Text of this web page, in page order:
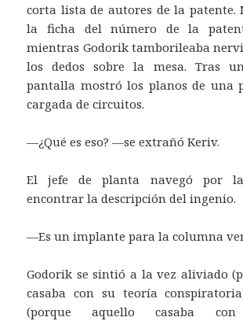
corta lista de autores de la patente.
la ficha del número de la
mientras Godorik tamborileaba
los dedos sobre la mesa. Tras
pantalla mostró los planos de una
cargada de circuitos.
—¿Qué es eso? —se extrañó Keriv.
El jefe de planta navegó por
encontrar la descripción del ingenio.
—Es un implante para la columna
Godorik se sintió a la vez aliviado
casaba con su teoría
(porque aquello casaba